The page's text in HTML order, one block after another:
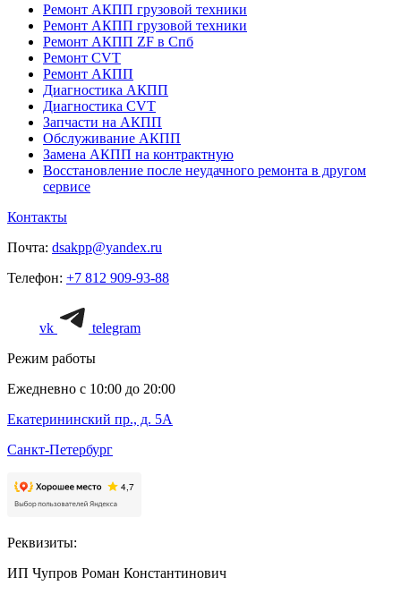
Ремонт АКПП грузовой техники
Ремонт АКПП грузовой техники
Ремонт АКПП ZF в Спб
Ремонт CVT
Ремонт AКПП
Диагностика АКПП
Диагностика CVT
Запчасти на АКПП
Обслуживание АКПП
Замена АКПП на контрактную
Восстановление после неудачного ремонта в другом
сервисе
Контакты
Почта: dsakpp@yandex.ru
Телефон: +7 812 909-93-88
vk
telegram
Режим работы
Ежедневно с 10:00 до 20:00
Екатерининский пр., д. 5А
Санкт-Петербург
Реквизиты:
ИП Чупров Роман Константинович